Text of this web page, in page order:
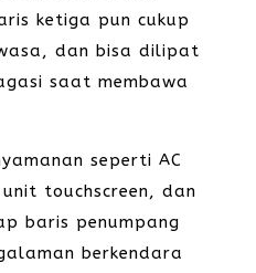
ketiga pun cukup
dan bisa dilipat
saat membawa
seperti AC
touchscreen, dan
baris penumpang
berkendara